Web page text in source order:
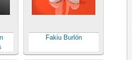
Fakiu Burlón